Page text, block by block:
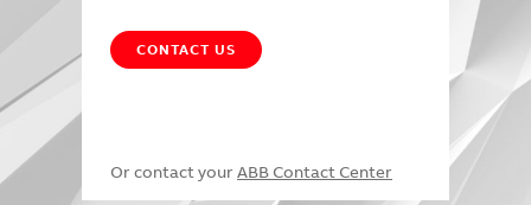
CONTACT US
Or contact your ABB Contact Center